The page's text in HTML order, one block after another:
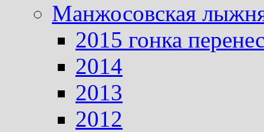
Манжосовская
2015 гонка
2014
2013
2012